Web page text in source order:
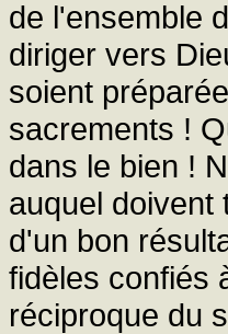
de l'ensemble
diriger vers
soient
sacrements !
dans le bien !
auquel doivent
d'un bon
fidèles confiés
réciproque du